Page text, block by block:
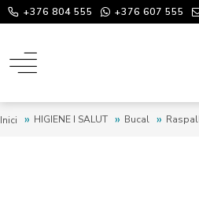
+376 804 555 +376 607 555
Inici HIGIENE I SALUT Bucal